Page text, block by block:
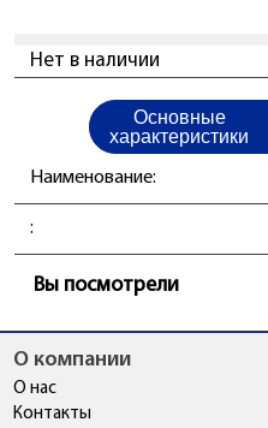
Нет в наличии
Основные
характеристики
Наименование:
:
Вы посмотрели
О компании
О нас
Контакты